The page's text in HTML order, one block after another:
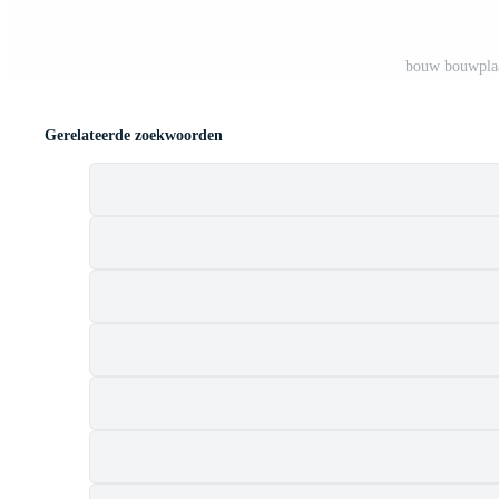
bouw
Gerelateerde zoekwoorden